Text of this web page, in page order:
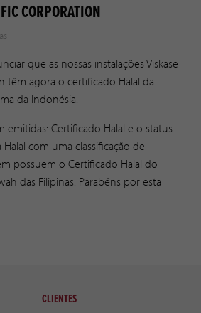
CORPORATION
que as nossas instalações Viskase
têm agora o certificado Halal da
da Indonésia.
emitidas: Certificado Halal e o status
com uma classificação de
possuem o Certificado Halal do
das Filipinas. Parabéns por esta
CLIENTES